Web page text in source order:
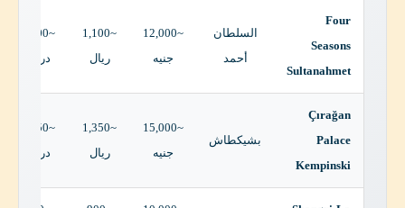
Four
Seasons
Sultanahmet
السلطان
أحمد
~12,000
جنيه
~1,100
ريال
~1,100
درهم
Çırağan
Palace
Kempinski
بشيكطاش
~15,000
جنيه
~1,350
ريال
~1,350
درهم